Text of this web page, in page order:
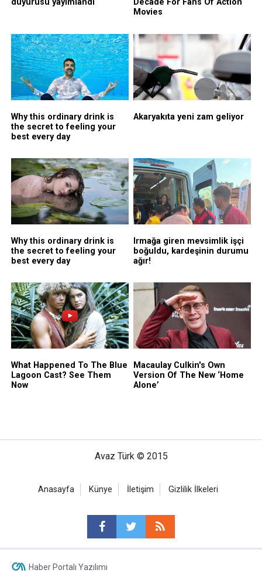
Avaz Türk © 2015
Anasayfa Künye İletişim Gizlilik İlkeleri
Haber Portalı Yazılımı